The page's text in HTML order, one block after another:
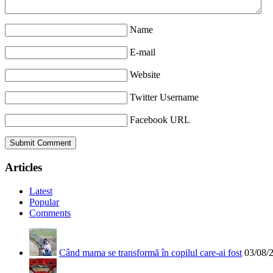
Name
E-mail
Website
Twitter Username
Facebook URL
Articles
Latest
Popular
Comments
Când mama se transformă în copilul care-ai fost 03/08/